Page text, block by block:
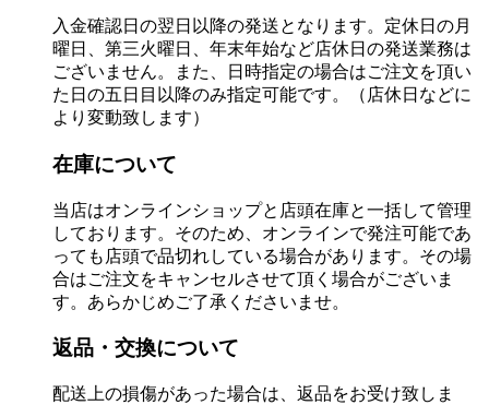
入金確認日の翌日以降の発送となります。定休日の月
曜日、第三火曜日、年末年始など店休日の発送業務は
ございません。また、日時指定の場合はご注文を頂い
た日の五日目以降のみ指定可能です。（店休日などに
より変動致します）
在庫について
当店はオンラインショップと店頭在庫と一括して管理
しております。そのため、オンラインで発注可能であ
っても店頭で品切れしている場合があります。その場
合はご注文をキャンセルさせて頂く場合がございま
す。あらかじめご了承くださいませ。
返品・交換について
配送上の損傷があった場合は、返品をお受け致しま